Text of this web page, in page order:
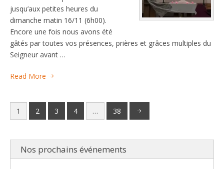
jusqu’aux petites heures du
dimanche matin 16/11 (6h00).
Encore une fois nous avons été
gâtés par toutes vos présences, prières et grâces multiples du
Seigneur avant …
Read More
1 2 3 4 … 38
Nos prochains événements